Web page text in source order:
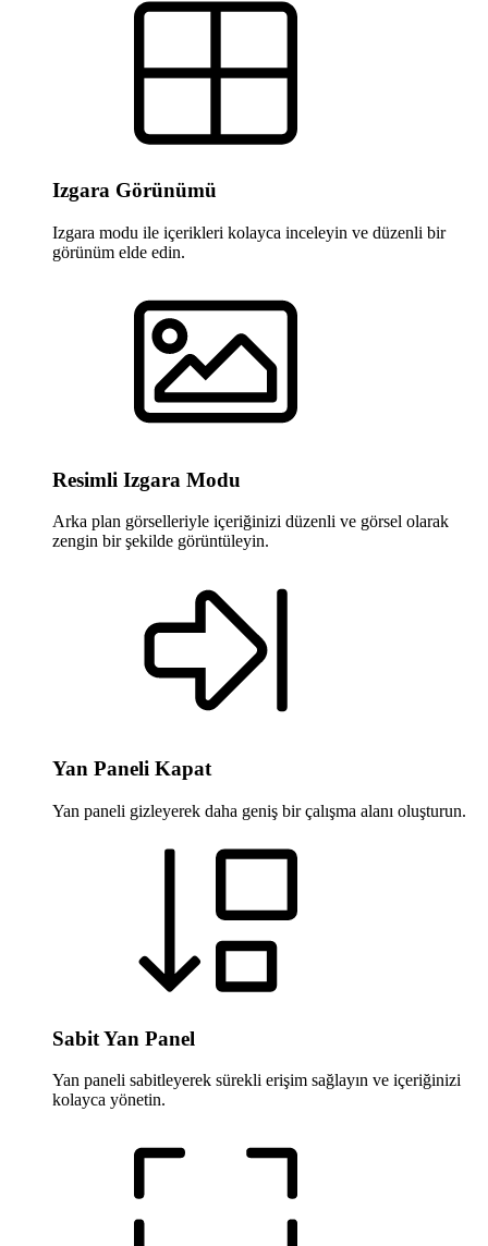
Izgara Görünümü
Izgara modu ile içerikleri kolayca inceleyin ve düzenli bir
görünüm elde edin.
Resimli Izgara Modu
Arka plan görselleriyle içeriğinizi düzenli ve görsel olarak
zengin bir şekilde görüntüleyin.
Yan Paneli Kapat
Yan paneli gizleyerek daha geniş bir çalışma alanı oluşturun.
Sabit Yan Panel
Yan paneli sabitleyerek sürekli erişim sağlayın ve içeriğinizi
kolayca yönetin.